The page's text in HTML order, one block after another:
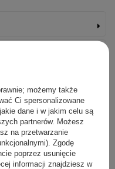
możemy także
Ci spersonalizowane
dane i w jakim celu są
partnerów. Możesz
na przetwarzanie
Zgodę
poprzez usunięcie
informacji znajdziesz w